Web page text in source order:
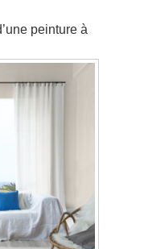
peinture à